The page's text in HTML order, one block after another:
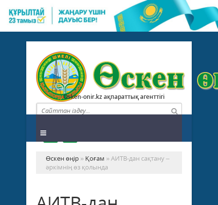
Osken-onir.kz ақпараттық агенттігі
Өскен өңір » Қоғам » АИТВ-дан сақтану –
әркімнің өз қолында